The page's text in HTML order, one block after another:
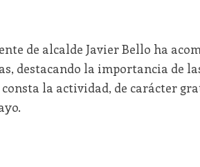
de alcalde Javier Bello ha
destacando la importancia de
consta la actividad, de carácter